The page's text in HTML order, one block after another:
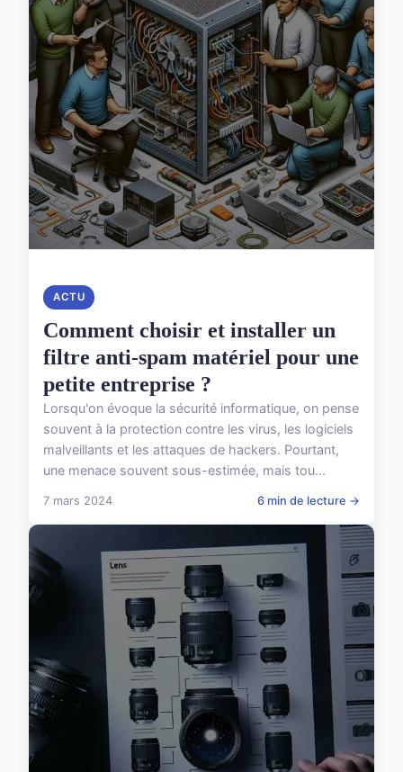
ACTU
Comment choisir et installer un
filtre anti-spam matériel pour une
petite entreprise ?
Lorsqu'on évoque la sécurité informatique, on pense
souvent à la protection contre les virus, les logiciels
malveillants et les attaques de hackers. Pourtant,
une menace souvent sous-estimée, mais tou...
7 mars 2024 6 min de lecture →